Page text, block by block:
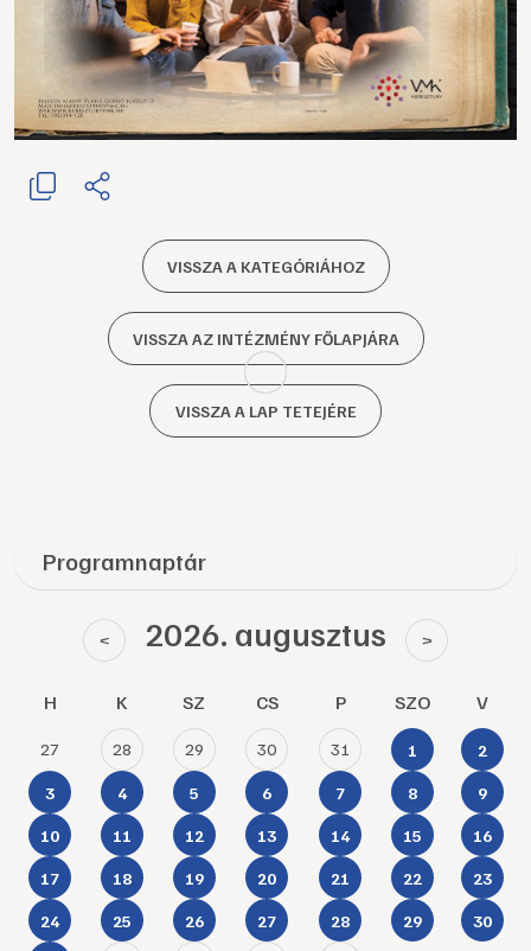
VISSZA A KATEGÓRIÁHOZ
VISSZA AZ INTÉZMÉNY FŐLAPJÁRA
VISSZA A LAP TETEJÉRE
Programnaptár
< 2026. augusztus >
H K SZ CS P SZO V
27 28 29 30 31 1 2
3 4 5 6 7 8 9
10 11 12 13 14 15 16
17 18 19 20 21 22 23
24 25 26 27 28 29 30